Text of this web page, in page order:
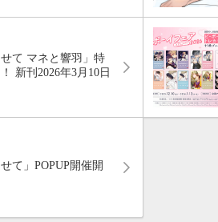
せて マネと響羽」特
新刊2026年3月10日
て」POPUP開催開